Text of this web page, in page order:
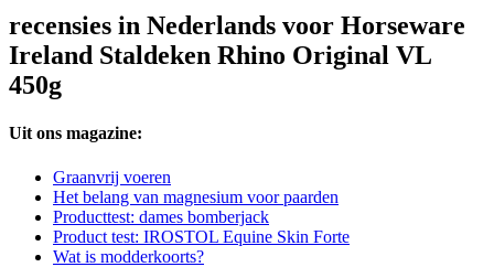
recensies in Nederlands voor Horseware
Ireland Staldeken Rhino Original VL
450g
Uit ons magazine:
Graanvrij voeren
Het belang van magnesium voor paarden
Producttest: dames bomberjack
Product test: IROSTOL Equine Skin Forte
Wat is modderkoorts?